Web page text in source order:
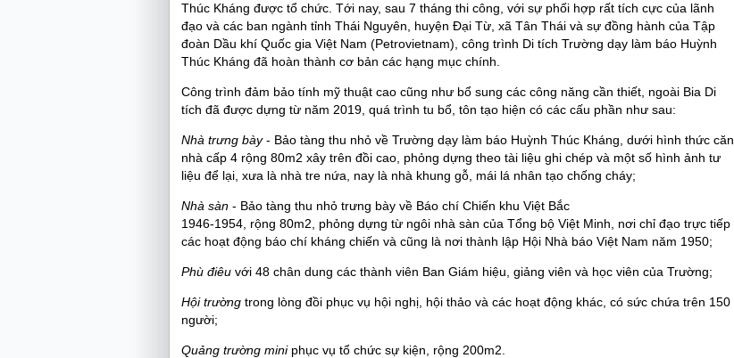
Thúc Kháng được tổ chức. Tới nay, sau 7 tháng thi công, với sự phối hợp rất tích cực của lãnh
đạo và các ban ngành tỉnh Thái Nguyên, huyện Đại Từ, xã Tân Thái và sự đồng hành của Tập
đoàn Dầu khí Quốc gia Việt Nam (Petrovietnam), công trình Di tích Trường dạy làm báo Huỳnh
Thúc Kháng đã hoàn thành cơ bản các hạng mục chính.
Công trình đảm bảo tính mỹ thuật cao cũng như bổ sung các công năng cần thiết, ngoài Bia Di
tích đã được dựng từ năm 2019, quá trình tu bổ, tôn tạo hiện có các cấu phần như sau:
Nhà trưng bày- Bảo tàng thu nhỏ về Trường dạy làm báo Huỳnh Thúc Kháng, dưới hình thức căn
nhà cấp 4 rộng 80m2 xây trên đồi cao, phỏng dựng theo tài liệu ghi chép và một số hình ảnh tư
liệu để lại, xưa là nhà tre nứa, nay là nhà khung gỗ, mái lá nhân tạo chống cháy;
Nhà sàn - Bảo tàng thu nhỏ trưng bày về Báo chí Chiến khu Việt Bắc
1946-1954, rộng 80m2, phỏng dựng từ ngôi nhà sàn của Tổng bộ Việt Minh, nơi chỉ đạo trực tiếp
các hoạt động báo chí kháng chiến và cũng là nơi thành lập Hội Nhà báo Việt Nam năm 1950;
Phù điêu với 48 chân dung các thành viên Ban Giám hiệu, giảng viên và học viên của Trường;
Hội trường trong lòng đồi phục vụ hội nghị, hội thảo và các hoạt động khác, có sức chứa trên 150
người;
Quảng trường mini phục vụ tổ chức sự kiện, rộng 200m2.